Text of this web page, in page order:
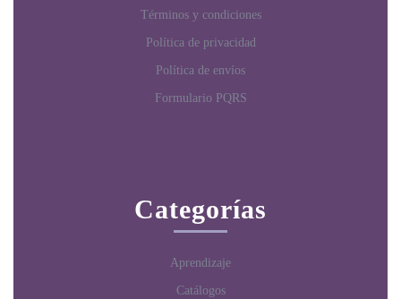
Términos y condiciones
Política de privacidad
Política de envíos
Formulario PQRS
Categorías
Aprendizaje
Catálogos